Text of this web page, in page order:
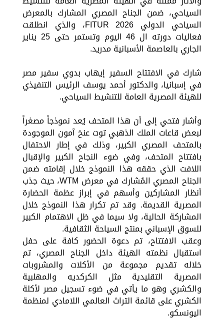
السياحي، ضمن الجناح المصري المشارك بالمعرض
السياحي الدولي FITUR 2026، والذي انطلقت
فعاليات دورته ال 46 اليوم وتستمر حتى 25 يناير
الجاري بالعاصمة الأسبانية مدريد.
شارك في الافتتاح السفير إيهاب بدوي سفير مصر
في إسبانيا، والدكتور أحمد يوسف الرئيس التنفيذي
للهيئة المصرية العامة للتنشيط السياحي.
وأشار فتحي إلى أن هذا المتحف يُعد نموذجاً مصغراً
لبعض قاعات الملك الذهبي توت عنخ آمون الموجودة
بالمتحف المصري الكبير، وذلك في إطار الاحتفال
بافتتاح المتحف، وفي ضوء النجاح الكبير والإقبال
اللافت الذي حققه هذا النموذج خلال إقامته ضمن
الجناح المصري المُشارك في معرض WTM، حيث جذب
أنظار المشاركين وأسهم في إبراز عظمة الحضارة
المصرية القديمة. وقد تم تكرار هذا النموذج خلال
المشاركة الحالية، ولا سيما في ظل الاهتمام الكبير
للسوق الإسباني بمنتج السياحة الثقافية.
وعقب الافتتاح، تم دعوة الحضور كافة على حفل
استقبال نظمته الهيئة داخل الجناح المصري، تم
خلاله تقديم مجموعة من الأكلات والمشروبات
المصرية التقليدية مثل الكركديه والمهلبية
والكشري وهو ما يأتي في ضوء تسجيل مصر لأكلة
الكشري على قائمة التراث العالمي اللامادي لمنظمة
اليونسكو.